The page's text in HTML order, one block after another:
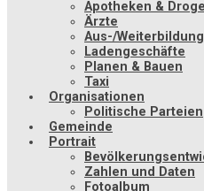
Apotheken &
Ärzte
Aus-/Weiterbildung
Ladengeschäfte
Planen & Bauen
Taxi
Organisationen
Politische Parteien
Gemeinde
Portrait
Zahlen und Daten
Fotoalbum